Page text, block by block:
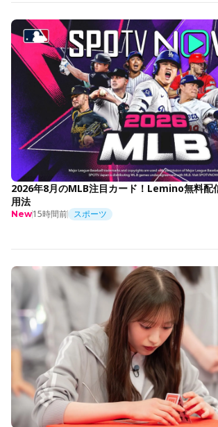
2026年8月のMLB注目カード！Lemino無料配
用法
New15時間前 スポーツ